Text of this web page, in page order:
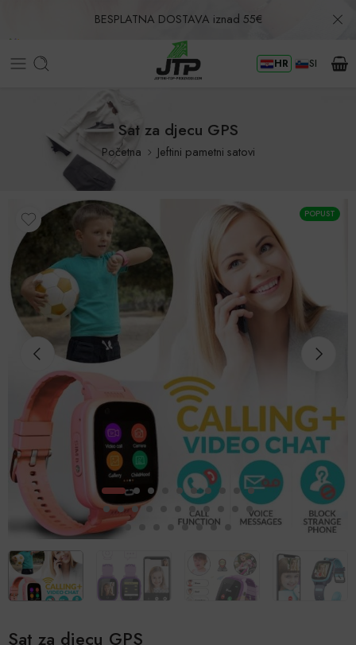
BESPLATNA DOSTAVA iznad 55€
Povrat u roku od 30 dana! HR SI
Sat za djecu GPS
Početna Jeftini pametni satovi
POPUST
Sat za djecu GPS